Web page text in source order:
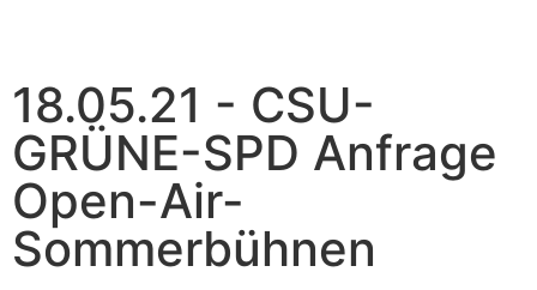
18.05.21 - CSU-
GRÜNE-SPD Anfrage
Open-Air-
Sommerbühnen